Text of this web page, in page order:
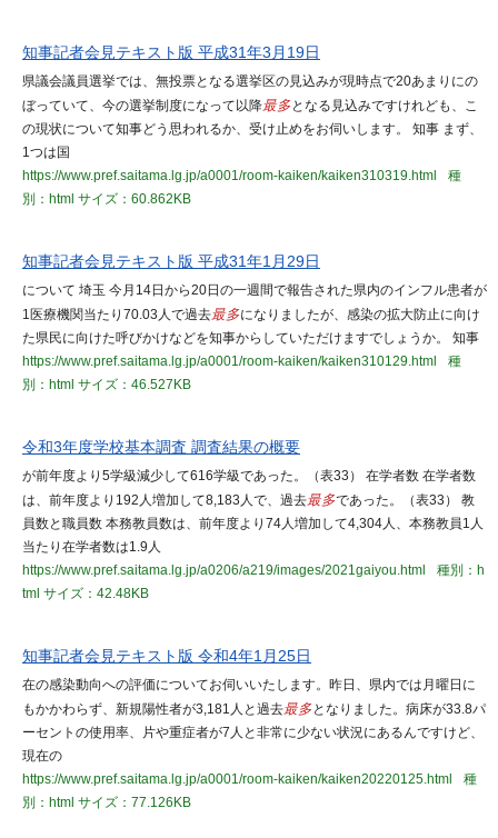
知事記者会見テキスト版 平成31年3月19日
県議会議員選挙では、無投票となる選挙区の見込みが現時点で20あまりにの
ぼっていて、今の選挙制度になって以降最多 となる見込みですけれども、こ
の現状について知事どう思われるか、受け止めをお伺いします。 知事 まず、
1つは国
https://www.pref.saitama.lg.jp/a0001/room-kaiken/kaiken310319.html
種
別：html サイズ：60.862KB
知事記者会見テキスト版 平成31年1月29日
について 埼玉 今月14日から20日の一週間で報告された県内のインフル患者が
1医療機関当たり70.03人で過去最多になりましたが、感染の拡大防止に向け
た県民に向けた呼びかけなどを知事からしていただけますでしょうか。 知事
https://www.pref.saitama.lg.jp/a0001/room-kaiken/kaiken310129.html
種
別：html サイズ：46.527KB
令和3年度学校基本調査 調査結果の概要
が前年度より5学級減少して616学級であった。（表33） 在学者数 在学者数
は、前年度より192人増加して8,183人で、過去最多であった。（表33） 教
員数と職員数 本務教員数は、前年度より74人増加して4,304人、本務教員1人
当たり在学者数は1.9人
https://www.pref.saitama.lg.jp/a0206/a219/images/2021gaiyou.html
種別：h
tml サイズ：42.48KB
知事記者会見テキスト版 令和4年1月25日
在の感染動向への評価についてお伺いいたします。昨日、県内では月曜日に
もかかわらず、新規陽性者が3,181人と過去最多 となりました。病床が33.8パ
ーセントの使用率、片や重症者が7人と非常に少ない状況にあるんですけど、
現在の
https://www.pref.saitama.lg.jp/a0001/room-kaiken/kaiken20220125.html
種
別：html サイズ：77.126KB